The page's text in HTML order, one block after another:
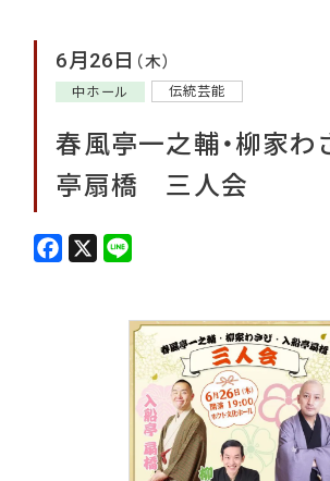
6月26日 （木）
中ホール 伝統芸能
春風亭一之輔・柳家わ
亭扇橋 三人会
F
a
X